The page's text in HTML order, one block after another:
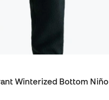
Winterized Bottom Niño